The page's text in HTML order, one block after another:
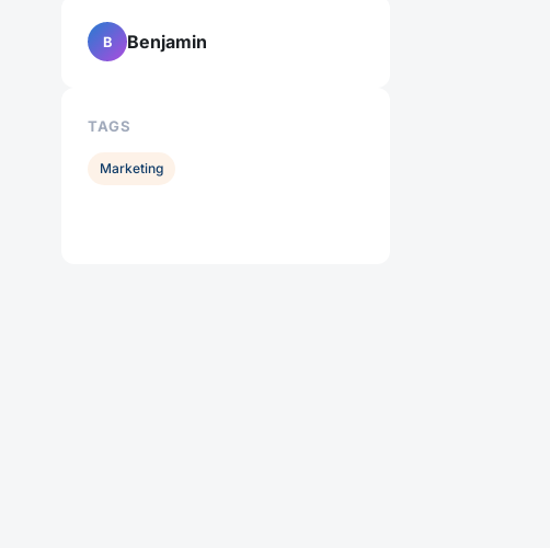
B Benjamin
TAGS
Marketing